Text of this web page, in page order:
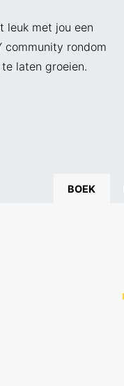
leuk met jou een
community rondom
laten groeien.
BOEK